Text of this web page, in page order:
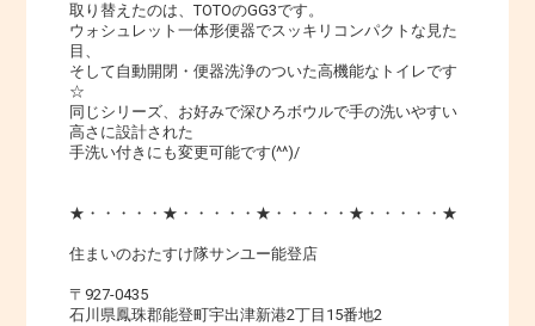
取り替えたのは、TOTOのGG3です。
ウォシュレット一体形便器でスッキリコンパクトな見た
目、
そして自動開閉・便器洗浄のついた高機能なトイレです
☆
同じシリーズ、お好みで深ひろボウルで手の洗いやすい
高さに設計された
手洗い付きにも変更可能です(^^)/
★・・・・・★・・・・・★・・・・・★・・・・・★
住まいのおたすけ隊サンユー能登店
〒927-0435
石川県鳳珠郡能登町宇出津新港2丁目15番地2